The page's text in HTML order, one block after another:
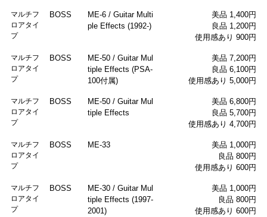
マルチフ
ロアタイ
プ
BOSS
ME-6 / Guitar Multi
ple Effects (1992-)
美品 1,400円
良品 1,200円
使用感あり 900円
マルチフ
ロアタイ
プ
BOSS
ME-50 / Guitar Mul
tiple Effects (PSA-
100付属)
美品 7,200円
良品 6,100円
使用感あり 5,000円
マルチフ
ロアタイ
プ
BOSS
ME-50 / Guitar Mul
tiple Effects
美品 6,800円
良品 5,700円
使用感あり 4,700円
マルチフ
ロアタイ
プ
BOSS ME-33
美品 1,000円
良品 800円
使用感あり 600円
マルチフ
ロアタイ
プ
BOSS
ME-30 / Guitar Mul
tiple Effects (1997-
2001)
美品 1,000円
良品 800円
使用感あり 600円